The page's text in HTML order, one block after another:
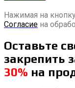
Нажимая на
Согласие на
Оставьте
закрепить
30% на